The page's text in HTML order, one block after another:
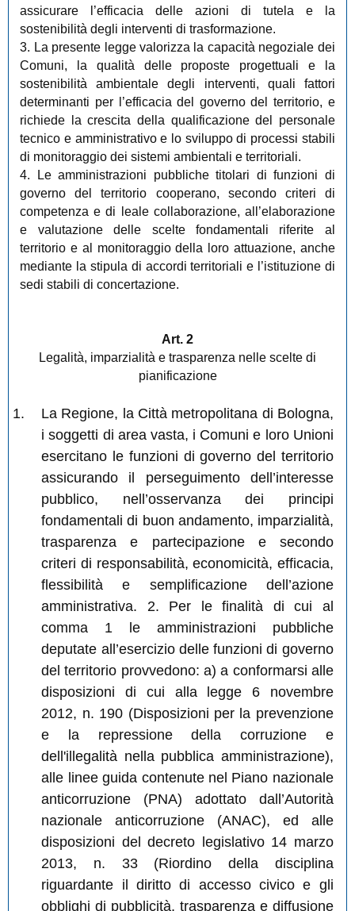
assicurare l’efficacia delle azioni di tutela e la
sostenibilità degli interventi di trasformazione.
3. La presente legge valorizza la capacità negoziale dei
Comuni, la qualità delle proposte progettuali e la
sostenibilità ambientale degli interventi, quali fattori
determinanti per l’efficacia del governo del territorio, e
richiede la crescita della qualificazione del personale
tecnico e amministrativo e lo sviluppo di processi stabili
di monitoraggio dei sistemi ambientali e territoriali.
4. Le amministrazioni pubbliche titolari di funzioni di
governo del territorio cooperano, secondo criteri di
competenza e di leale collaborazione, all’elaborazione
e valutazione delle scelte fondamentali riferite al
territorio e al monitoraggio della loro attuazione, anche
mediante la stipula di accordi territoriali e l’istituzione di
sedi stabili di concertazione.
Art. 2
Legalità, imparzialità e trasparenza nelle scelte di
pianificazione
La Regione, la Città metropolitana di Bologna,
i soggetti di area vasta, i Comuni e loro Unioni
esercitano le funzioni di governo del territorio
assicurando il perseguimento dell’interesse
pubblico, nell’osservanza dei principi
fondamentali di buon andamento, imparzialità,
trasparenza e partecipazione e secondo
criteri di responsabilità, economicità, efficacia,
flessibilità e semplificazione dell’azione
amministrativa. 2. Per le finalità di cui al
comma 1 le amministrazioni pubbliche
deputate all’esercizio delle funzioni di governo
del territorio provvedono: a) a conformarsi alle
disposizioni di cui alla legge 6 novembre
2012, n. 190 (Disposizioni per la prevenzione
e la repressione della corruzione e
dell'illegalità nella pubblica amministrazione),
alle linee guida contenute nel Piano nazionale
anticorruzione (PNA) adottato dall’Autorità
nazionale anticorruzione (ANAC), ed alle
disposizioni del decreto legislativo 14 marzo
2013, n. 33 (Riordino della disciplina
riguardante il diritto di accesso civico e gli
obblighi di pubblicità, trasparenza e diffusione